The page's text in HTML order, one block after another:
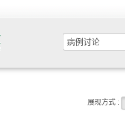
展现方式 :